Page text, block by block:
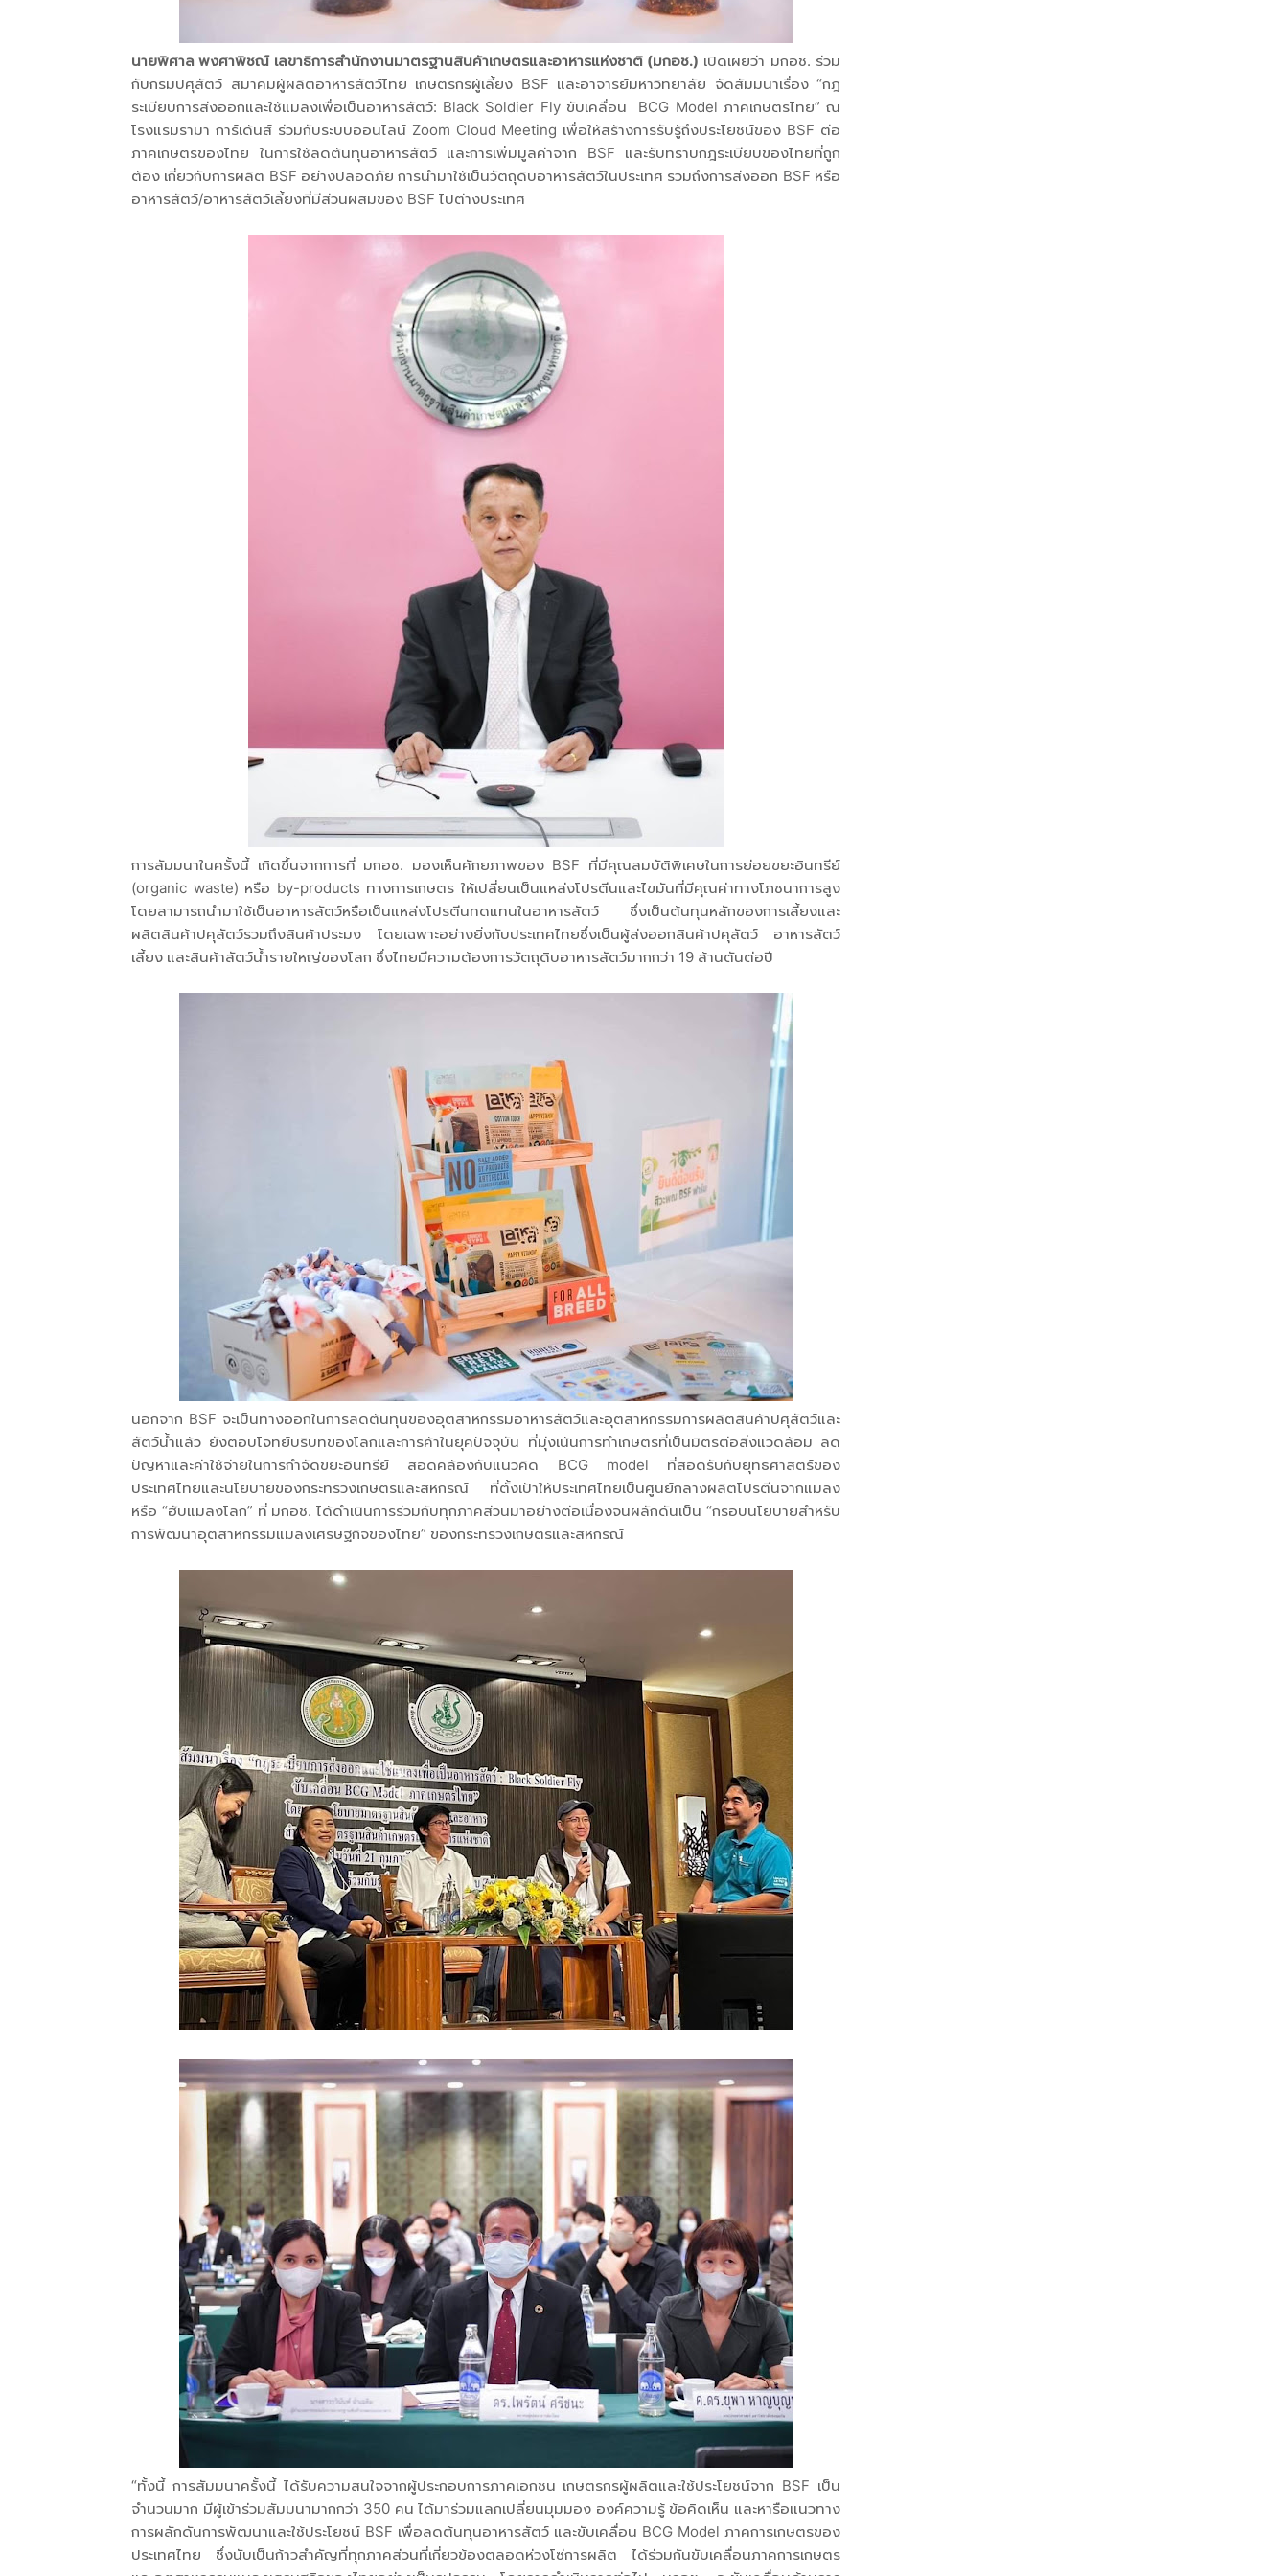
นายพิศาล พงศาพิชณ์ เลขาธิการสำนักงานมาตรฐานสินค้าเกษตรและอาหารแห่งชาติ (มกอช.) เปิดเผยว่า มกอช. ร่วม
กับกรมปศุสัตว์ สมาคมผู้ผลิตอาหารสัตว์ไทย เกษตรกรผู้เลี้ยง BSF และอาจารย์มหาวิทยาลัย จัดสัมมนาเรื่อง “กฎ
ระเบียบการส่งออกและใช้แมลงเพื่อเป็นอาหารสัตว์: Black Soldier Fly ขับเคลื่อน BCG Model ภาคเกษตรไทย” ณ
โรงแรมรามา การ์เด้นส์ ร่วมกับระบบออนไลน์ Zoom Cloud Meeting เพื่อให้สร้างการรับรู้ถึงประโยชน์ของ BSF ต่อ
ภาคเกษตรของไทย ในการใช้ลดต้นทุนอาหารสัตว์ และการเพิ่มมูลค่าจาก BSF และรับทราบกฎระเบียบของไทยที่ถูก
ต้อง เกี่ยวกับการผลิต BSF อย่างปลอดภัย การนำมาใช้เป็นวัตถุดิบอาหารสัตว์ในประเทศ รวมถึงการส่งออก BSF หรือ
อาหารสัตว์/อาหารสัตว์เลี้ยงที่มีส่วนผสมของ BSF ไปต่างประเทศ
การสัมมนาในครั้งนี้ เกิดขึ้นจากการที่ มกอช. มองเห็นศักยภาพของ BSF ที่มีคุณสมบัติพิเศษในการย่อยขยะอินทรีย์
(organic waste) หรือ by-products ทางการเกษตร ให้เปลี่ยนเป็นแหล่งโปรตีนและไขมันที่มีคุณค่าทางโภชนาการสูง
โดยสามารถนำมาใช้เป็นอาหารสัตว์หรือเป็นแหล่งโปรตีนทดแทนในอาหารสัตว์ ซึ่งเป็นต้นทุนหลักของการเลี้ยงและ
ผลิตสินค้าปศุสัตว์รวมถึงสินค้าประมง โดยเฉพาะอย่างยิ่งกับประเทศไทยซึ่งเป็นผู้ส่งออกสินค้าปศุสัตว์ อาหารสัตว์
เลี้ยง และสินค้าสัตว์น้ำรายใหญ่ของโลก ซึ่งไทยมีความต้องการวัตถุดิบอาหารสัตว์มากกว่า 19 ล้านตันต่อปี
นอกจาก BSF จะเป็นทางออกในการลดต้นทุนของอุตสาหกรรมอาหารสัตว์และอุตสาหกรรมการผลิตสินค้าปศุสัตว์และ
สัตว์น้ำแล้ว ยังตอบโจทย์บริบทของโลกและการค้าในยุคปัจจุบัน ที่มุ่งเน้นการทำเกษตรที่เป็นมิตรต่อสิ่งแวดล้อม ลด
ปัญหาและค่าใช้จ่ายในการกำจัดขยะอินทรีย์ สอดคล้องกับแนวคิด BCG model ที่สอดรับกับยุทธศาสตร์ของ
ประเทศไทยและนโยบายของกระทรวงเกษตรและสหกรณ์ ที่ตั้งเป้าให้ประเทศไทยเป็นศูนย์กลางผลิตโปรตีนจากแมลง
หรือ “ฮับแมลงโลก” ที่ มกอช. ได้ดำเนินการร่วมกับทุกภาคส่วนมาอย่างต่อเนื่องจนผลักดันเป็น “กรอบนโยบายสำหรับ
การพัฒนาอุตสาหกรรมแมลงเศรษฐกิจของไทย” ของกระทรวงเกษตรและสหกรณ์
“ทั้งนี้ การสัมมนาครั้งนี้ ได้รับความสนใจจากผู้ประกอบการภาคเอกชน เกษตรกรผู้ผลิตและใช้ประโยชน์จาก BSF เป็น
จำนวนมาก มีผู้เข้าร่วมสัมมนามากกว่า 350 คน ได้มาร่วมแลกเปลี่ยนมุมมอง องค์ความรู้ ข้อคิดเห็น และหารือแนวทาง
การผลักดันการพัฒนาและใช้ประโยชน์ BSF เพื่อลดต้นทุนอาหารสัตว์ และขับเคลื่อน BCG Model ภาคการเกษตรของ
ประเทศไทย ซึ่งนับเป็นก้าวสำคัญที่ทุกภาคส่วนที่เกี่ยวข้องตลอดห่วงโซ่การผลิต ได้ร่วมกันขับเคลื่อนภาคการเกษตร